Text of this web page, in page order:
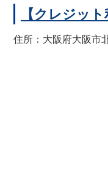
【クレジッ
住所：大阪府大阪市